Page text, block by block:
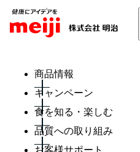
商品情報
キャンペーン
食を知る・楽しむ
品質への取り組み
お客様サポート